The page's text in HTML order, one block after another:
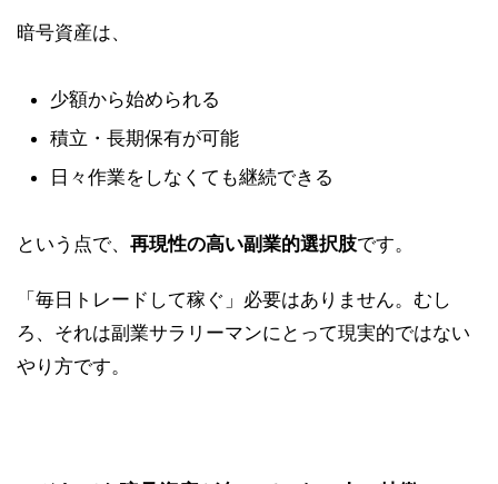
暗号資産は、
少額から始められる
積立・長期保有が可能
日々作業をしなくても継続できる
という点で、 再現性の高い副業的選択肢です。
「毎日トレードして稼ぐ」必要はありません。むし
ろ、それは副業サラリーマンにとって現実的ではない
やり方です。